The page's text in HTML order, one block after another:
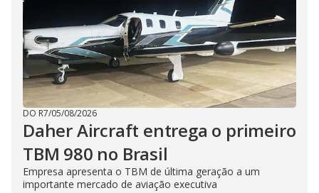
DO R7/05/08/2026
Daher Aircraft entrega o primeiro
TBM 980 no Brasil
Empresa apresenta o TBM de última geração a um
importante mercado de aviação executiva